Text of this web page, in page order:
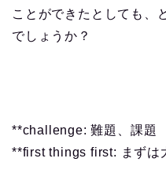
ことができたとしても、
でしょうか？
**challenge: 難題、課題
**first things first: まずは